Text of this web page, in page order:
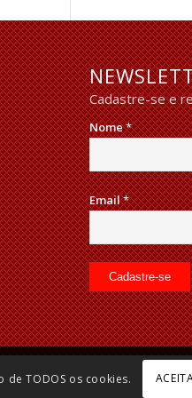
Cadastre-se e
Nome*
Email*
TODOS os cookies.